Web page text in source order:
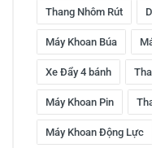
Thang Nhôm Rút
Máy Khoan Búa
Xe Đẩy 4 bánh
Máy Khoan Pin
Máy Khoan Động Lực